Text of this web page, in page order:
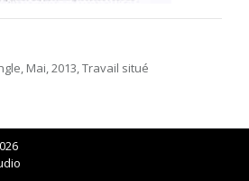
Mai, 2013, Travail situé